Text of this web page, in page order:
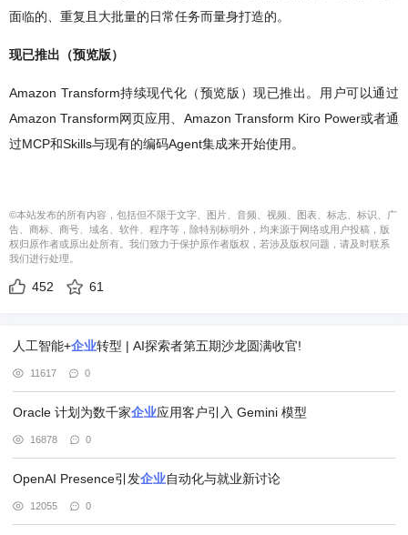
面临的、重复且大批量的日常任务而量身打造的。
现已推出（预览版）
Amazon Transform持续现代化（预览版）现已推出。用户可以通过
Amazon Transform网页应用、Amazon Transform Kiro Power或者通
过MCP和Skills与现有的编码Agent集成来开始使用。
©本站发布的所有内容，包括但不限于文字、图片、音频、视频、图表、标志、标识、广
告、商标、商号、域名、软件、程序等，除特别标明外，均来源于网络或用户投稿，版
权归原作者或原出处所有。我们致力于保护原作者版权，若涉及版权问题，请及时联系
我们进行处理。
452 61
人工智能+企业转型 | AI探索者第五期沙龙圆满收官!
11617 0
Oracle 计划为数千家企业应用客户引入 Gemini 模型
16878 0
OpenAI Presence引发企业自动化与就业新讨论
12055 0